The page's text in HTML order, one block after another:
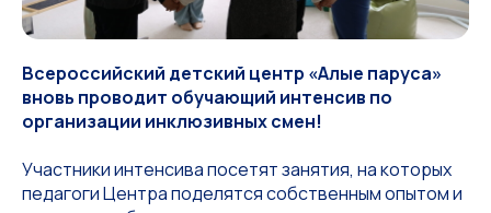
Всероссийский детский центр «Алые паруса»
вновь проводит обучающий интенсив по
организации инклюзивных смен!
Участники интенсива посетят занятия, на которых
педагоги Центра поделятся собственным опытом и